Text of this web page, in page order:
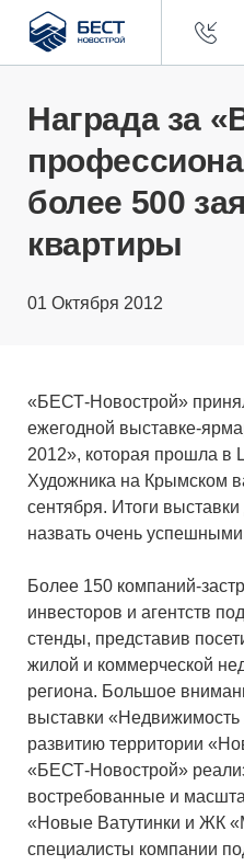
Бест
Новострой
ПОКУПАТЕЛЯМ
Награда за
более 500
квартиры
01 Октября 2012
«БЕСТ-Новострой»
ежегодной выставке-
2012», которая прошла в
Художника на Крымском
сентября. Итоги
назвать очень
Более 150 компаний-
инвесторов и агентств
стенды, представив
жилой и коммерческой
региона. Большое
выставки
развитию территории
«БЕСТ-Новострой»
востребованные и
«Новые Ватутинки и ЖК
специалисты компании